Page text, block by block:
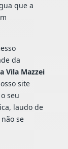
que a
da
Vila Mazzei
site
seu
laudo de
se